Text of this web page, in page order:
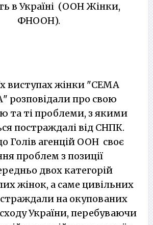
в Україні (ООН Жінки,
ФНООН).
виступах жінки "СЕМА
розповідали про свою
та ті проблеми, з якими
постраждалі від СНПК.
Голів агенцій ООН своє
проблем з позиції
двох категорій
жінок, а саме цивільних
на окупованих
України, перебуваючи